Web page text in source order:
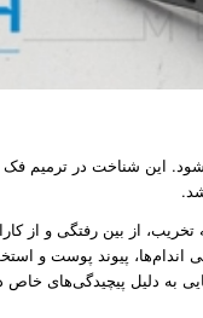
این شناخت در ترمیم
از بین رفتگی و از
پیوند پوست و
به دلیل پیچیدگی‌های خاص